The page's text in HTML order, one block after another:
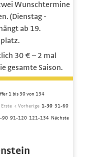
Wunschtermine
(Dienstag -
ab 19.
30 € – 2 mal
gesamte Saison.
1 bis 30 von 134
Erste < Vorherige 1-30 31-60
90 91-120 121-134 Nächste